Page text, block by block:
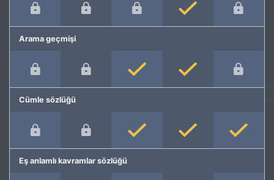
Arama geçmişi
Cümle sözlüğü
Eş anlamlı kavramlar sözlüğü